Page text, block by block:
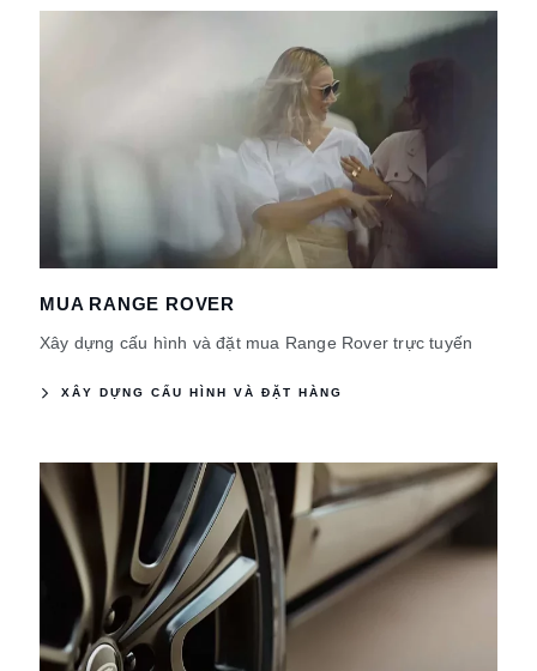
MUA RANGE ROVER
Xây dựng cấu hình và đặt mua Range Rover trực tuyến
XÂY DỰNG CẤU HÌNH VÀ ĐẶT HÀNG